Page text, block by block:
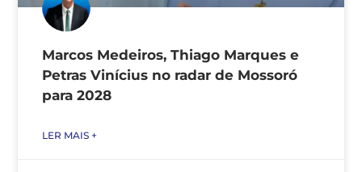
Marcos Medeiros, Thiago Marques e
Petras Vinícius no radar de Mossoró
para 2028
LER MAIS +